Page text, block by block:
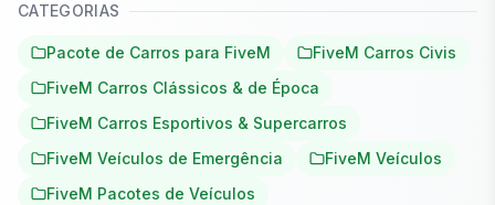
CATEGORIAS
Pacote de Carros para FiveM
FiveM Carros Civis
FiveM Carros Clássicos & de Época
FiveM Carros Esportivos & Supercarros
FiveM Veículos de Emergência
FiveM Veículos
FiveM Pacotes de Veículos